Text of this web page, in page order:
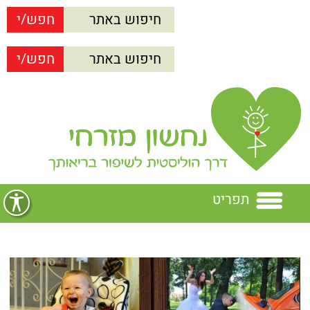
תפריט
נחשון מזרחי